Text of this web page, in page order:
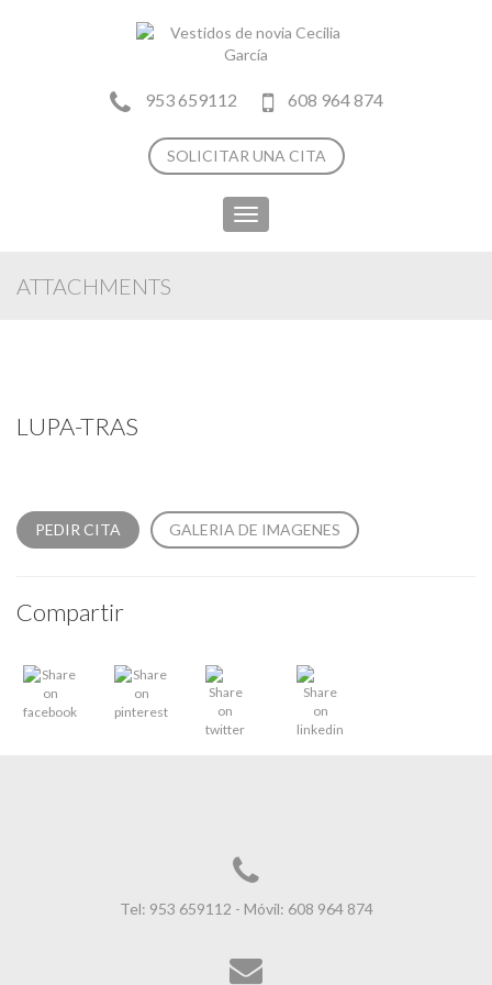
953 659112 608 964 874
SOLICITAR UNA CITA
Toggle
navigation
ATTACHMENTS
LUPA-TRAS
PEDIR CITA GALERIA DE IMAGENES
Compartir
Tel: 953 659112 - Móvil: 608 964 874